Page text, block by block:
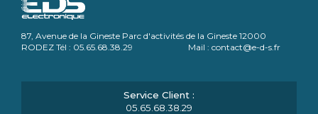
87, Avenue de la Gineste Parc d'activités de la Gineste 12000
RODEZ Tél : 05.65.68.38.29 Mail : contact@e-d-s.fr
05.65.68.38.29